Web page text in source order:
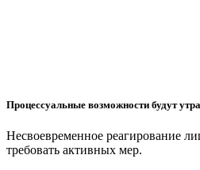
Процессуальные возможности будут
Несвоевременное реагирование
требовать активных мер.